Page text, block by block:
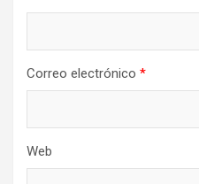
Correo electrónico *
Web